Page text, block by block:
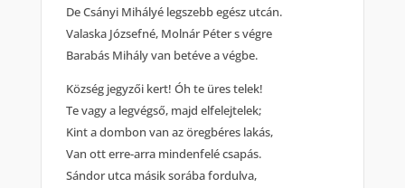
De Csányi Mihályé legszebb egész utcán.
Valaska Józsefné, Molnár Péter s végre
Barabás Mihály van betéve a végbe.
Község jegyzői kert! Óh te üres telek!
Te vagy a legvégső, majd elfelejtelek;
Kint a dombon van az öregbéres lakás,
Van ott erre-arra mindenfelé csapás.
Sándor utca másik sorába fordulva,